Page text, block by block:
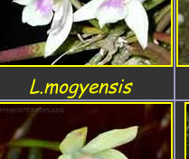
L.mogyensis